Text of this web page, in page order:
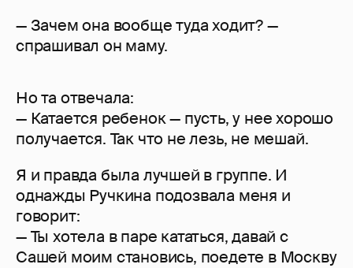
— Зачем она вообще туда ходит? —
спрашивал он маму.
Но та отвечала:
— Катается ребенок — пусть, у нее хорошо
получается. Так что не лезь, не мешай.
Я и правда была лучшей в группе. И
однажды Ручкина подозвала меня и
говорит:
— Ты хотела в паре кататься, давай с
Сашей моим становись, поедете в Москву